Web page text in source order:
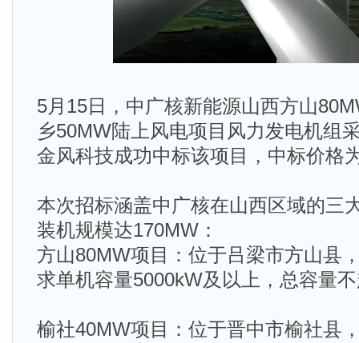
5月15日，中广核新能源山西方山
乡50MW陆上风电项目风力发电机组
金风科技成功中标该项目，中标价格
本次招标涵盖中广核在山西区域的三
装机规模达170MW：
方山80MW项目：位于吕梁市方山县
求单机容量5000kW及以上，总容量
榆社40MW项目：位于晋中市榆社县